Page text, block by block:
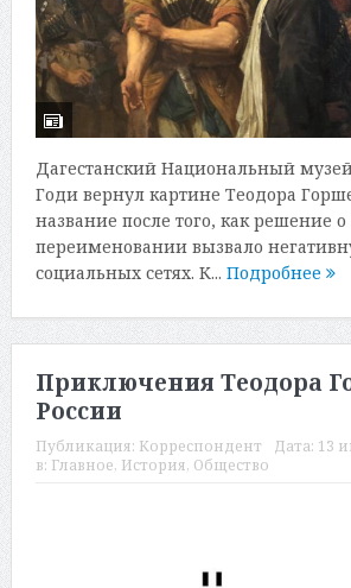
Дагестанский Национальный
Годи вернул картине Теодора
название после того, как решение о
переименовании вызвало
социальных сетях. К... Подробнее
Приключения Теодора
России
Публикация: Корреспондент Дата: 13
в: Главное, История, Общество